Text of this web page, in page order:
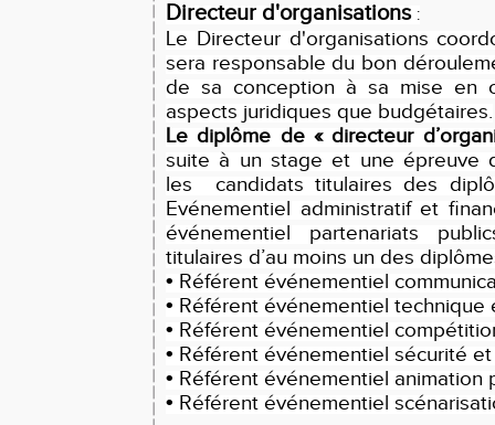
Directeur d'organisations :
Le Directeur d'organisations
sera responsable du bon
de sa conception à sa mise en
aspects juridiques que budgétaires.
Le diplôme de « directeur
suite à un stage et une épreuve
les candidats titulaires des
Evénementiel administratif et
événementiel partenariats
titulaires d’au moins un des
• Référent événementiel
• Référent événementiel technique
• Référent événementiel
• Référent événementiel sécurité
• Référent événementiel animation
• Référent événementiel